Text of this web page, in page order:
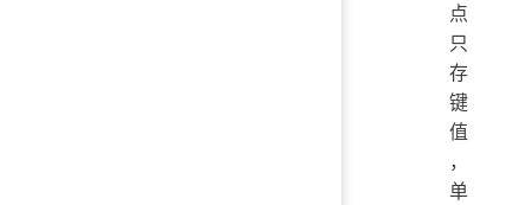
点
只
存
键
值
，
单